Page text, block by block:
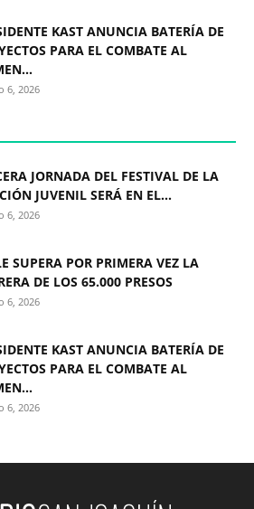
KAST ANUNCIA BATERÍA DE
PARA EL COMBATE AL
6, 2026
JORNADA DEL FESTIVAL DE LA
JUVENIL SERÁ EN EL...
6, 2026
SUPERA POR PRIMERA VEZ LA
DE LOS 65.000 PRESOS
6, 2026
KAST ANUNCIA BATERÍA DE
PARA EL COMBATE AL
6, 2026